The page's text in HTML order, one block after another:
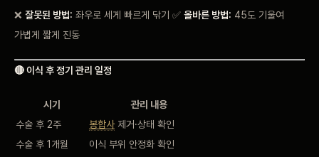
❌ 잘못된 방법: 좌우로 세게 빠르게 닦기 ✅ 올바른 방법: 45도 기울여
가볍게 짧게 진동
🔴 이식 후 정기 관리 일정
시기
관리 내용
수술 후 2주
봉합사 제거·상태 확인
수술 후 1개월
이식 부위 안정화 확인